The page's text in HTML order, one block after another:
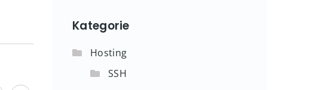
Kategorie
Hosting
SSH